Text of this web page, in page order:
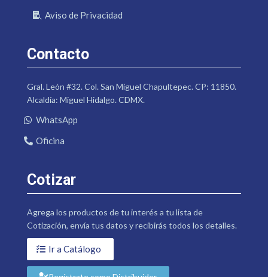
Aviso de Privacidad
Contacto
Gral. León #32. Col. San Miguel Chapultepec. CP: 11850.
Alcaldía: Miguel Hidalgo. CDMX.
WhatsApp
Oficina
Cotizar
Agrega los productos de tu interés a tu lista de
Cotización, envía tus datos y recibirás todos los detalles.
Ir a Catálogo